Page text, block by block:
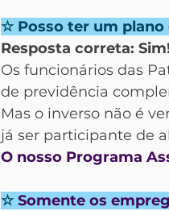
☆ Posso ter um plano
Resposta correta:
Os funcionários das
de previdência
Mas o inverso não é
já ser participante de
O nosso Programa
☆ Somente os